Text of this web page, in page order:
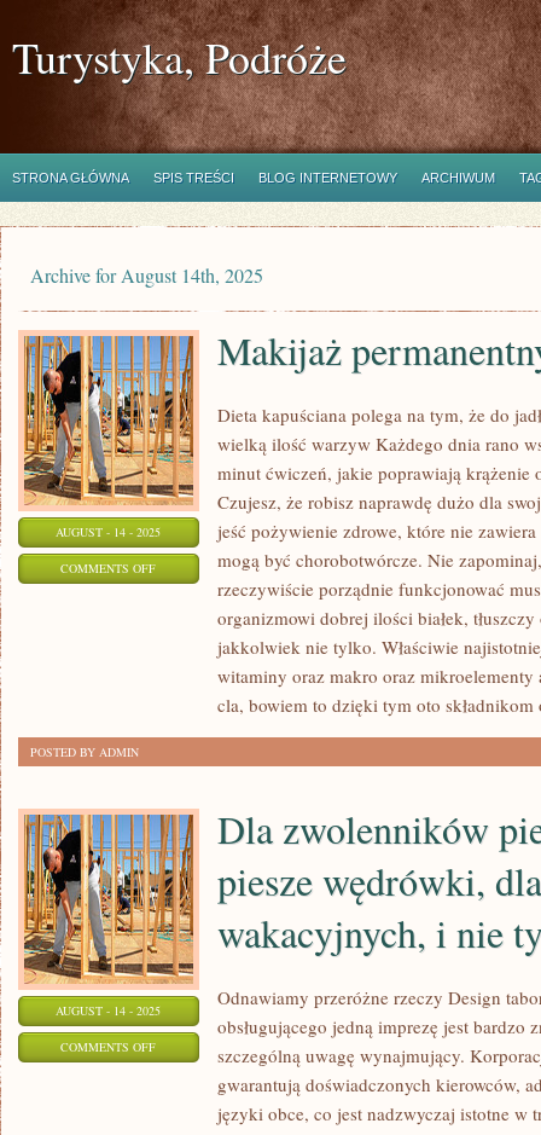
Turystyka, Podróże
STRONA GŁÓWNA SPIS TREŚCI BLOG INTERNETOWY ARCHIWUM
Archive for August 14th, 2025
AUGUST - 14 - 2025
COMMENTS OFFON
PERMANENTNY
Makijaż
Dieta kapuściana polega na tym, że do
wielką ilość warzyw Każdego dnia rano
minut ćwiczeń, jakie poprawiają krążenie
Czujesz, że robisz naprawdę dużo dla
jeść pożywienie zdrowe, które nie
mogą być chorobotwórcze. Nie
rzeczywiście porządnie funkcjonować
organizmowi dobrej ilości białek,
jakkolwiek nie tylko. Właściwie
witaminy oraz makro oraz mikroelementy
cla, bowiem to dzięki tym oto składnikom
POSTED BY ADMIN
AUGUST - 14 - 2025
COMMENTS OFFON
ZWOLENNIKÓW
Dla zwolenników
piesze wędrówki,
wakacyjnych, i nie
Odnawiamy przeróżne rzeczy Design
obsługującego jedną imprezę jest bardzo
szczególną uwagę wynajmujący.
gwarantują doświadczonych kierowców,
języki obce, co jest nadzwyczaj istotne w